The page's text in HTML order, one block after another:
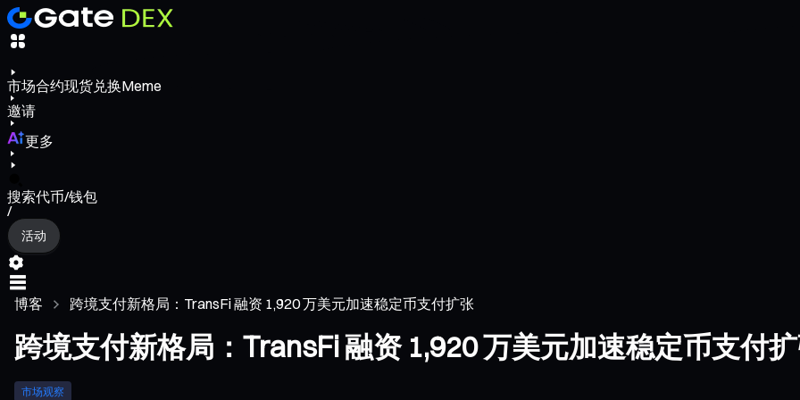
市场合约现货兑换Meme
邀请
更多
搜索代币/钱包
/
活动
博客 跨境支付新格局：TransFi 融资 1,920 万美元加速稳定币支付扩张
跨境支付新格局：TransFi 融资 1,920 万美元加速稳定币支付
市场观察